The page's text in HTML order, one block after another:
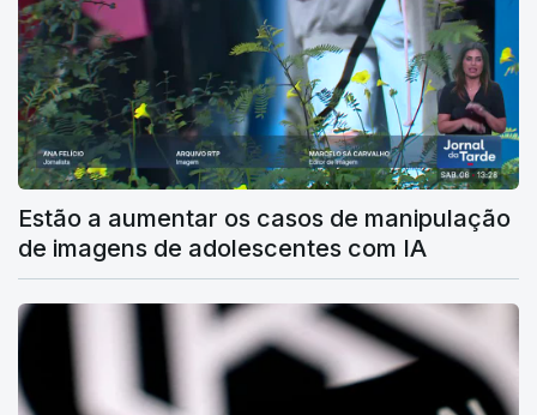
Estão a aumentar os casos de manipulação
de imagens de adolescentes com IA